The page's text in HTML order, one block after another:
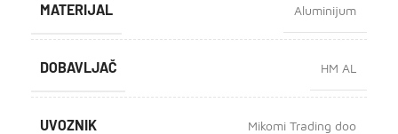
MATERIJAL Aluminijum
DOBAVLJAČ HM AL
UVOZNIK Mikomi Trading doo